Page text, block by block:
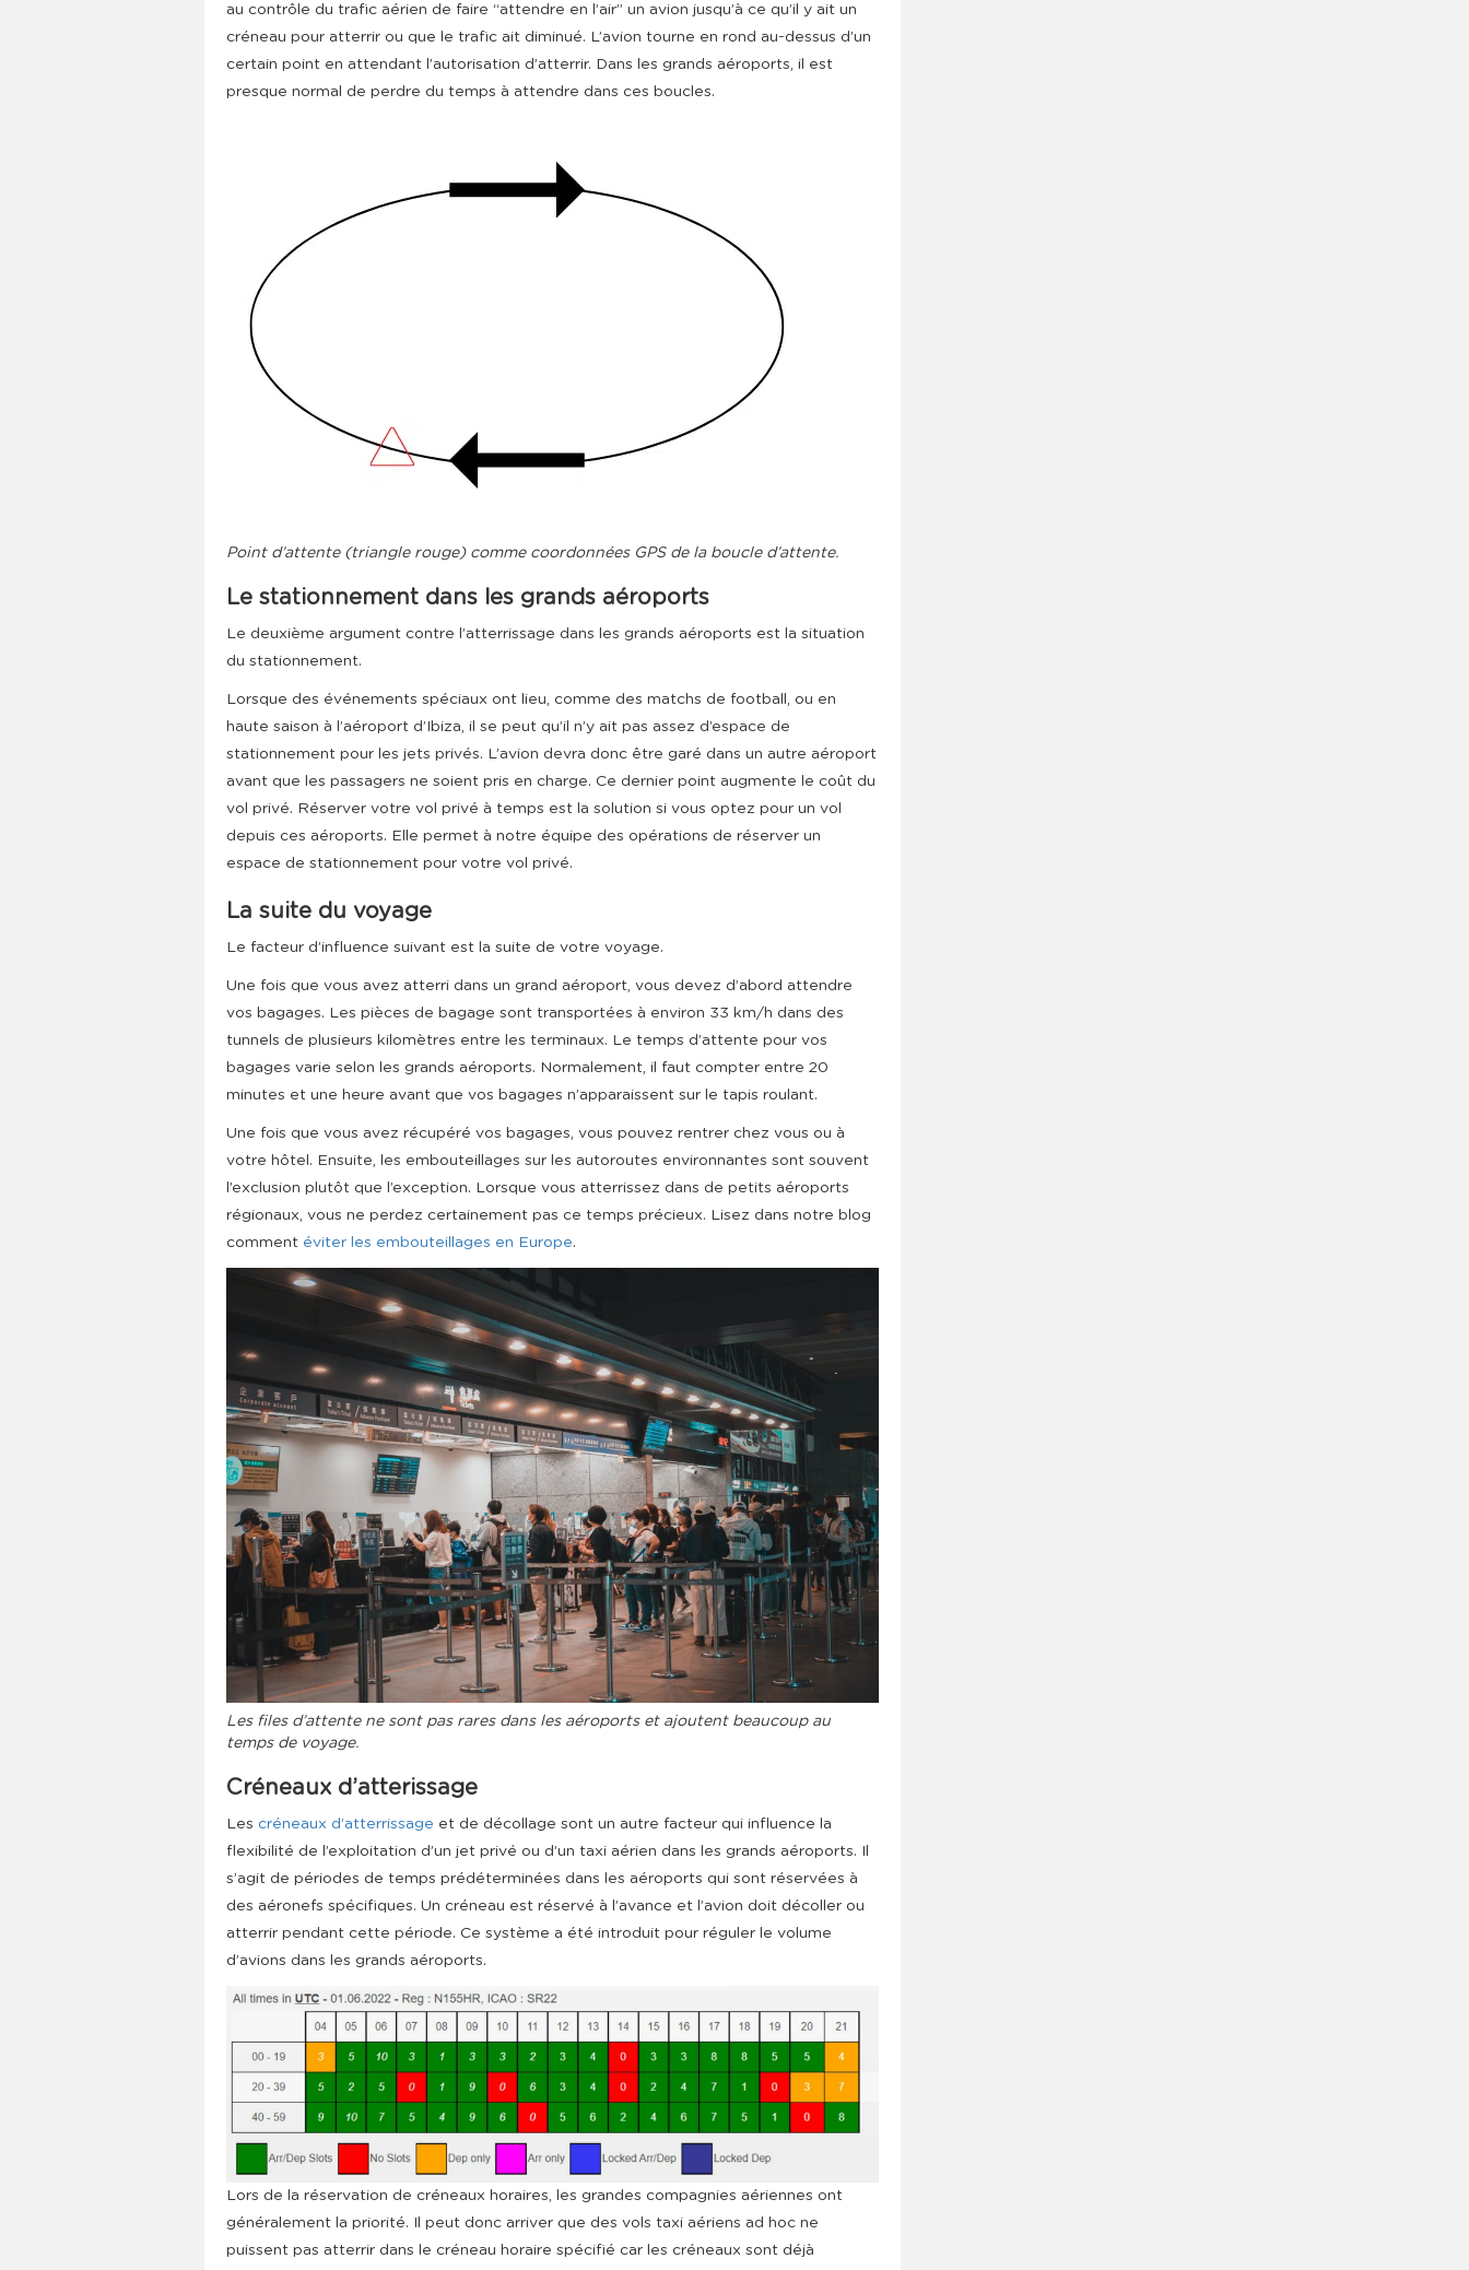
au contrôle du trafic aérien de faire “attendre en l’air” un avion jusqu’à ce qu’il y ait un
créneau pour atterrir ou que le trafic ait diminué. L’avion tourne en rond au-dessus d’un
certain point en attendant l’autorisation d’atterrir. Dans les grands aéroports, il est
presque normal de perdre du temps à attendre dans ces boucles.
Point d’attente (triangle rouge) comme coordonnées GPS de la boucle d’attente.
Le stationnement dans les grands aéroports
Le deuxième argument contre l’atterrissage dans les grands aéroports est la situation
du stationnement.
Lorsque des événements spéciaux ont lieu, comme des matchs de football, ou en
haute saison à l’aéroport d’Ibiza, il se peut qu’il n’y ait pas assez d’espace de
stationnement pour les jets privés. L’avion devra donc être garé dans un autre aéroport
avant que les passagers ne soient pris en charge. Ce dernier point augmente le coût du
vol privé. Réserver votre vol privé à temps est la solution si vous optez pour un vol
depuis ces aéroports. Elle permet à notre équipe des opérations de réserver un
espace de stationnement pour votre vol privé.
La suite du voyage
Le facteur d’influence suivant est la suite de votre voyage.
Une fois que vous avez atterri dans un grand aéroport, vous devez d’abord attendre
vos bagages. Les pièces de bagage sont transportées à environ 33 km/h dans des
tunnels de plusieurs kilomètres entre les terminaux. Le temps d’attente pour vos
bagages varie selon les grands aéroports. Normalement, il faut compter entre 20
minutes et une heure avant que vos bagages n’apparaissent sur le tapis roulant.
Une fois que vous avez récupéré vos bagages, vous pouvez rentrer chez vous ou à
votre hôtel. Ensuite, les embouteillages sur les autoroutes environnantes sont souvent
l’exclusion plutôt que l’exception. Lorsque vous atterrissez dans de petits aéroports
régionaux, vous ne perdez certainement pas ce temps précieux. Lisez dans notre blog
comment éviter les embouteillages en Europe.
Les files d’attente ne sont pas rares dans les aéroports et ajoutent beaucoup au
temps de voyage.
Créneaux d’atterissage
Les créneaux d’atterrissage et de décollage sont un autre facteur qui influence la
flexibilité de l’exploitation d’un jet privé ou d’un taxi aérien dans les grands aéroports. Il
s’agit de périodes de temps prédéterminées dans les aéroports qui sont réservées à
des aéronefs spécifiques. Un créneau est réservé à l’avance et l’avion doit décoller ou
atterrir pendant cette période. Ce système a été introduit pour réguler le volume
d’avions dans les grands aéroports.
Lors de la réservation de créneaux horaires, les grandes compagnies aériennes ont
généralement la priorité. Il peut donc arriver que des vols taxi aériens ad hoc ne
puissent pas atterrir dans le créneau horaire spécifié car les créneaux sont déjà